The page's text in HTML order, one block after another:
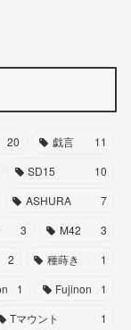
20 戯言
11
SD15
10
ASHURA
7
3 M42
3
2 種蒔き
1
1 Fujinon
1
Tマウント
1